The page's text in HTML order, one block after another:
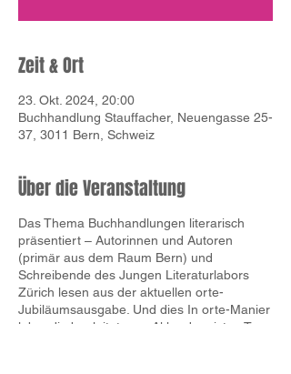
Zeit & Ort
23. Okt. 2024, 20:00
Buchhandlung Stauffacher, Neuengasse 25-
37, 3011 Bern, Schweiz
Über die Veranstaltung
Das Thema Buchhandlungen literarisch
präsentiert – Autorinnen und Autoren
(primär aus dem Raum Bern) und
Schreibende des Jungen Literaturlabors
Zürich lesen aus der aktuellen orte-
Jubiläumsausgabe. Und dies In orte-Manier
lebendig begleitet vom Akkordeonisten Tom